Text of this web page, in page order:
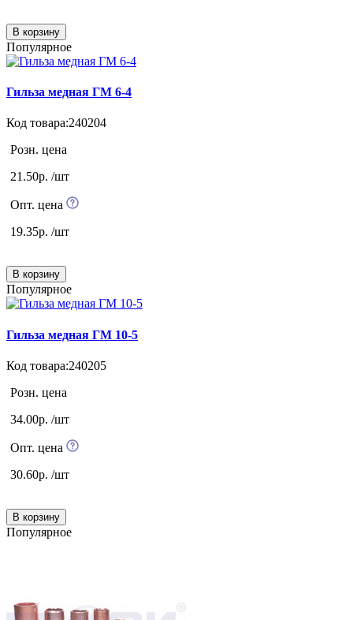
В корзину
Популярное
Гильза медная ГМ 6-4
Код товара:240204
Розн. цена
21.50р. /шт
Опт. цена
19.35р. /шт
В корзину
Популярное
Гильза медная ГМ 10-5
Код товара:240205
Розн. цена
34.00р. /шт
Опт. цена
30.60р. /шт
В корзину
Популярное